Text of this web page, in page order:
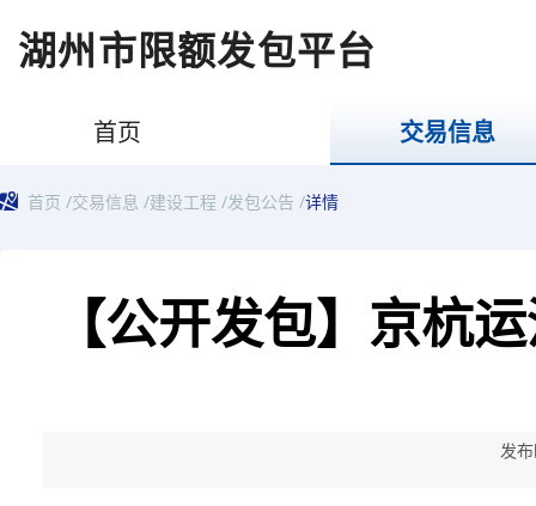
湖州市限额发包平台
首页 交易信息
首页 /交易信息 /建设工程 /发包公告 /详情
【公开发包】京杭
发